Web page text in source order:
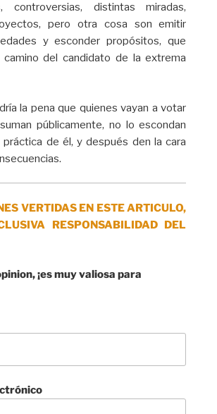
controversias, distintas miradas,
pero otra cosa son emitir
y esconder propósitos, que
del candidato de la extrema
la pena que quienes vayan a votar
públicamente, no lo escondan
práctica de él, y después den la cara
VERTIDAS EN ESTE ARTICULO,
RESPONSABILIDAD DEL
¡es muy valiosa para